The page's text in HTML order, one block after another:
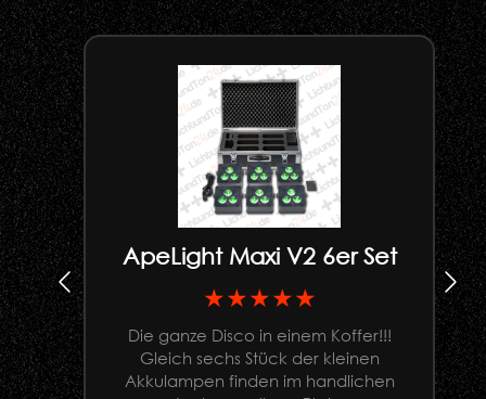
ApeLight Maxi V2 6er Set
★★★★★
Die ganze Disco in einem Koffer!!!
Gleich sechs Stück der kleinen
Akkulampen finden im handlichen